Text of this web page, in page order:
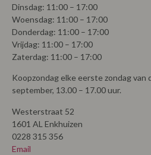
Dinsdag: 11:00 – 17:00
Woensdag: 11:00 – 17:00
Donderdag: 11:00 – 17:00
Vrijdag: 11:00 – 17:00
Zaterdag: 11:00 – 17:00
Koopzondag elke eerste zondag van
september, 13.00 – 17.00 uur.
Westerstraat 52
1601 AL Enkhuizen
0228 315 356
Email